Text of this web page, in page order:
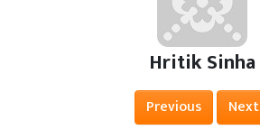
Hritik Sinha
Previous Next